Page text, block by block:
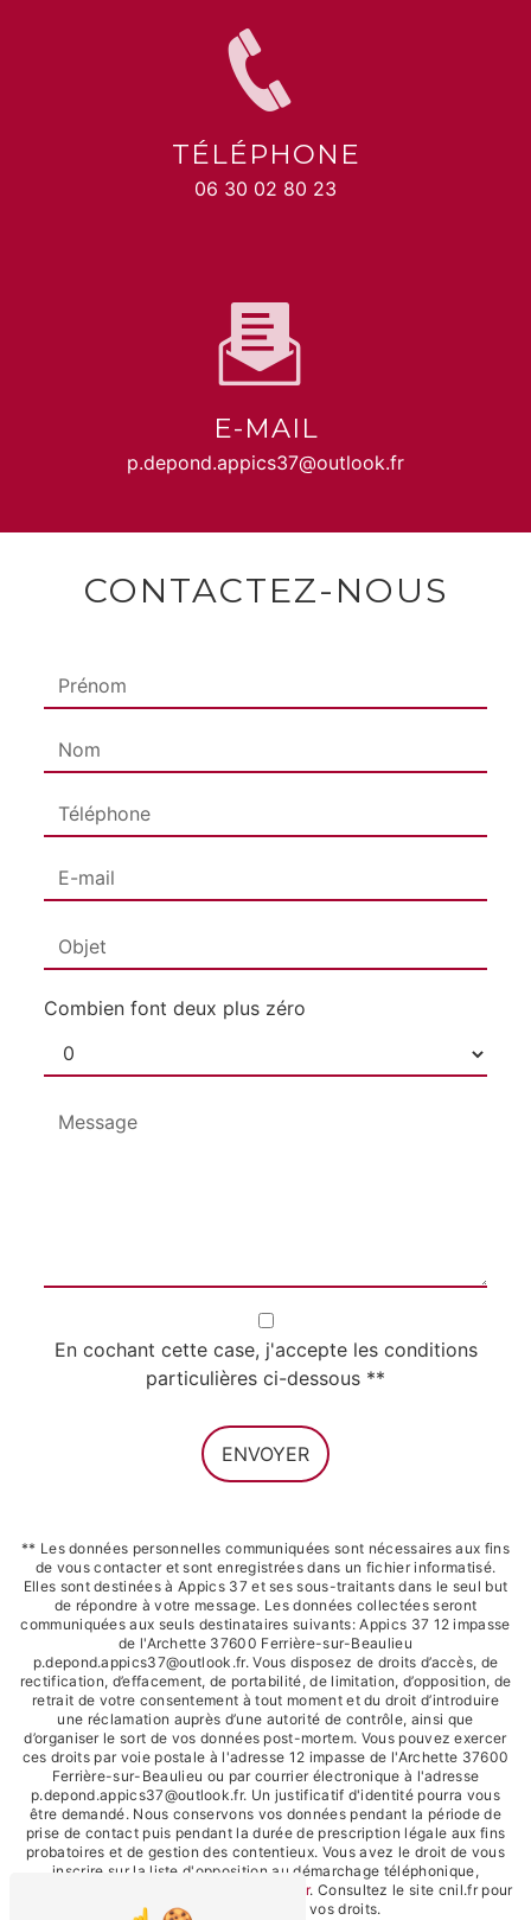
TÉLÉPHONE
06 30 02 80 23
E-MAIL
p.depond.appics37@outlook.fr
CONTACTEZ-NOUS
Combien font deux plus zéro
En cochant cette case, j'accepte les conditions
particulières ci-dessous **
ENVOYER
** Les données personnelles communiquées sont nécessaires aux fins
de vous contacter et sont enregistrées dans un fichier informatisé.
Elles sont destinées à Appics 37 et ses sous-traitants dans le seul but
de répondre à votre message. Les données collectées seront
communiquées aux seuls destinataires suivants: Appics 37 12 impasse
de l'Archette 37600 Ferrière-sur-Beaulieu
p.depond.appics37@outlook.fr. Vous disposez de droits d’accès, de
rectification, d’effacement, de portabilité, de limitation, d’opposition, de
retrait de votre consentement à tout moment et du droit d’introduire
une réclamation auprès d’une autorité de contrôle, ainsi que
d’organiser le sort de vos données post-mortem. Vous pouvez exercer
ces droits par voie postale à l'adresse 12 impasse de l'Archette 37600
Ferrière-sur-Beaulieu ou par courrier électronique à l'adresse
p.depond.appics37@outlook.fr. Un justificatif d'identité pourra vous
être demandé. Nous conservons vos données pendant la période de
prise de contact puis pendant la durée de prescription légale aux fins
probatoires et de gestion des contentieux. Vous avez le droit de vous
inscrire sur la liste d'opposition au démarchage téléphonique,
Bloctel.gouv.fr. Consultez le site cnil.fr pour
plus d’informations sur vos droits.